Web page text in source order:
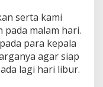
serta kami
pada malam hari.
para kepala
agar siap
lagi hari libur.